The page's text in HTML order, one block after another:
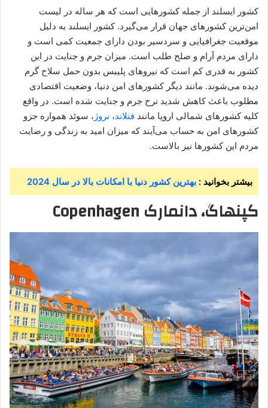
کشور ایسلند از جمله کشورهایی است که هر ساله در لیست
امن‌ترین کشورهای جهان قرار می‌گیرد. کشور ایسلند به دلیل
موقعیت جغرافیایی و سردسیر بودن دارای جمعیت کمی است و
دارای مردم آرام و صلح طلب است. میزان جرم و جنایت در این
کشور به قدری کم است که نیروهای پلیبس بدون حمل سلاح گرم
دیده می‌شوند. مانند دیگر کشورهای امن دنیا، وضعیت اقتصادی
مطلوب باعث کاهش شدید نرح جرم و جنایت شده است. در واقع
کلیه کشورهای شمالی اروپا مانند فنلاند، نروژ ، سوئد همواره جزو
کشورهای امن به حساب می‌آیند که میزان امید به زندگی و رضایت
مردم این کشورها نیز بالاست.
بیشتر بخوانید : بهترین کشور دنیا با امکانات بالا در سال 2024
کپنهاگ، دانمارک Copenhagen